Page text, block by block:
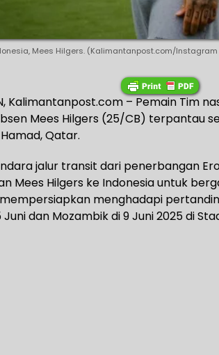
Mees Hilgers. (Kalimantanpost.com/
Kalimantanpost.com – Pemain Tim
Mees Hilgers (25/CB) terpantau
Qatar.
jalur transit dari penerbangan
Mees Hilgers ke Indonesia untuk
menghadapi
dan Mozambik di 9 Juni 2025 di